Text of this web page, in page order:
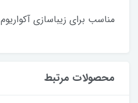
مناسب برای زیباسازی آکواریوم
محصولات مرتبط